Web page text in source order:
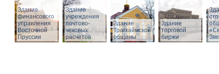
Здание
финансового
управления
Восточной
Пруссии
Здание
учреждения
почтово-
чековых
расчетов
Здание
Трагхаймской
общины
Здание
торговой
биржи